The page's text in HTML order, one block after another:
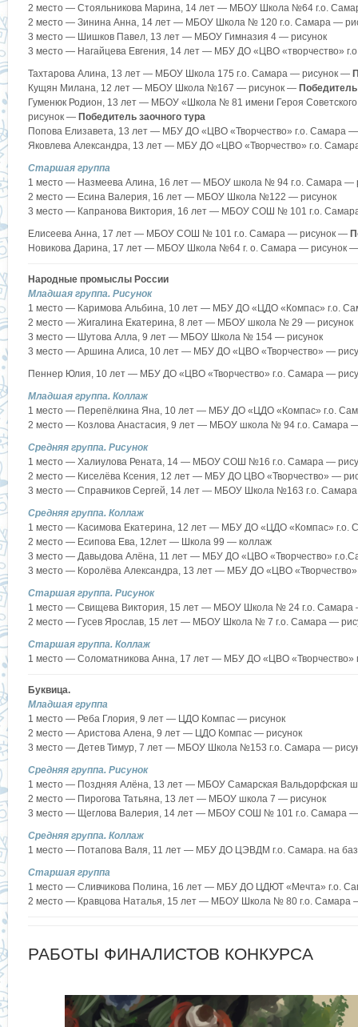
2 место — Стояльникова Марина, 14 лет — МБОУ Школа №64 г.о.
2 место — Зинина Анна, 14 лет — МБОУ Школа № 120 г.о. Самара —
3 место — Шишков Павел, 13 лет — МБОУ Гимназия 4 — рисунок
3 место — Нагайцева Евгения, 14 лет — МБУ ДО «ЦВО «творчество»
Тахтарова Алина, 13 лет — МБОУ Школа 175 г.о. Самара — рисунок —
Кущян Милана, 12 лет — МБОУ Школа №167 — рисунок — Победитель
Гуменюк Родион, 13 лет — МБОУ «Школа № 81 имени Героя
рисунок — Победитель заочного тура
Попова Елизавета, 13 лет — МБУ ДО «ЦВО «Творчество» г.о. Самара
Яковлева Александра, 13 лет — МБУ ДО «ЦВО «Творчество» г.о.
Старшая группа
1 место — Назмеева Алина, 16 лет — МБОУ школа № 94 г.о. Самара —
2 место — Есина Валерия, 16 лет — МБОУ Школа №122 — рисунок
3 место — Капранова Виктория, 16 лет — МБОУ СОШ № 101 г.о.
Елисеева Анна, 17 лет — МБОУ СОШ № 101 г.о. Самара — рисунок —
Новикова Дарина, 17 лет — МБОУ Школа №64 г. о. Самара — рисунок
Народные промыслы России
Младшая группа. Рисунок
1 место — Каримова Альбина, 10 лет — МБУ ДО «ЦДО «Компас» г.о.
2 место — Жигалина Екатерина, 8 лет — МБОУ школа № 29 — рисунок
3 место — Шутова Алла, 9 лет — МБОУ Школа № 154 — рисунок
3 место — Аршина Алиса, 10 лет — МБУ ДО «ЦВО «Творчество» —
Пеннер Юлия, 10 лет — МБУ ДО «ЦВО «Творчество» г.о. Самара —
Младшая группа. Коллаж
1 место — Перепёлкина Яна, 10 лет — МБУ ДО «ЦДО «Компас» г.о.
2 место — Козлова Анастасия, 9 лет — МБОУ школа № 94 г.о. Самара
Средняя группа. Рисунок
1 место — Халиулова Рената, 14 — МБОУ СОШ №16 г.о. Самара —
2 место — Киселёва Ксения, 12 лет — МБУ ДО ЦВО «Творчество» —
3 место — Справчиков Сергей, 14 лет — МБОУ Школа №163 г.о.
Средняя группа. Коллаж
1 место — Касимова Екатерина, 12 лет — МБУ ДО «ЦДО «Компас» г.о.
2 место — Есипова Ева, 12лет — Школа 99 — коллаж
3 место — Давыдова Алёна, 11 лет — МБУ ДО «ЦВО «Творчество»
3 место — Королёва Александра, 13 лет — МБУ ДО «ЦВО
Старшая группа. Рисунок
1 место — Свищева Виктория, 15 лет — МБОУ Школа № 24 г.о. Самара
2 место — Гусев Ярослав, 15 лет — МБОУ Школа № 7 г.о. Самара —
Старшая группа. Коллаж
1 место — Соломатникова Анна, 17 лет — МБУ ДО «ЦВО «Творчество»
Буквица.
Младшая группа
1 место — Реба Глория, 9 лет — ЦДО Компас — рисунок
2 место — Аристова Алена, 9 лет — ЦДО Компас — рисунок
3 место — Детев Тимур, 7 лет — МБОУ Школа №153 г.о. Самара —
Средняя группа. Рисунок
1 место — Поздняя Алёна, 13 лет — МБОУ Самарская Вальдорфская
2 место — Пирогова Татьяна, 13 лет — МБОУ школа 7 — рисунок
3 место — Щеглова Валерия, 14 лет — МБОУ СОШ № 101 г.о. Самара —
Средняя группа. Коллаж
1 место — Потапова Валя, 11 лет — МБУ ДО ЦЭВДМ г.о. Самара. на
Старшая группа
1 место — Сливчикова Полина, 16 лет — МБУ ДО ЦДЮТ «Мечта» г.о.
2 место — Кравцова Наталья, 15 лет — МБОУ Школа № 80 г.о. Самара
РАБОТЫ ФИНАЛИСТОВ КОНКУРСА